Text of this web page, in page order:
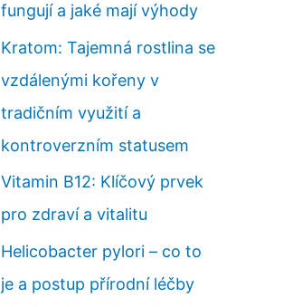
fungují a jaké mají výhody
Kratom: Tajemná rostlina se
vzdálenými kořeny v
tradičním využití a
kontroverzním statusem
Vitamin B12: Klíčový prvek
pro zdraví a vitalitu
Helicobacter pylori – co to
je a postup přírodní léčby